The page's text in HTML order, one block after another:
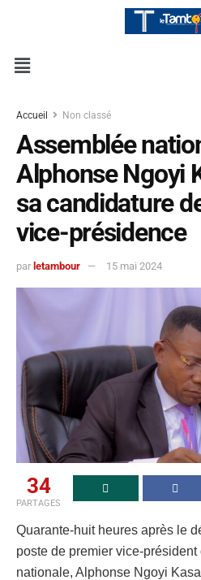
Accueil Non classé
Assemblée
Alphonse Ngoyi
sa candidature
vice-présidence
par letambour 15 mai 2024
34
PARTAGES
Quarante-huit heures après le
poste de premier vice-président
nationale, Alphonse Ngoyi